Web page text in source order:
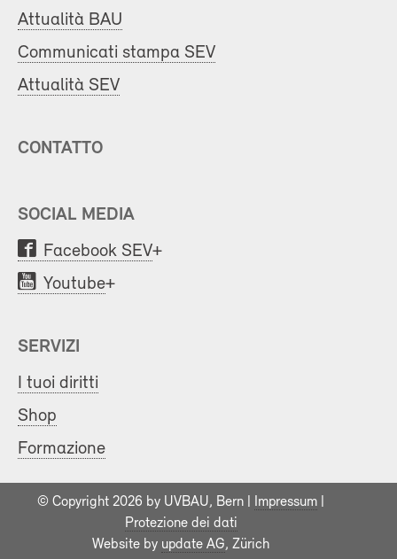
Attualità BAU
Communicati stampa SEV
Attualità SEV
CONTATTO
SOCIAL MEDIA
Facebook SEV+
Youtube+
SERVIZI
I tuoi diritti
Shop
Formazione
© Copyright 2026 by UVBAU, Bern | Impressum
Protezione dei dati
Website by update AG, Zürich